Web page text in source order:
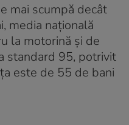
mai scumpă decât
media națională
la motorină și de
standard 95, potrivit
este de 55 de bani